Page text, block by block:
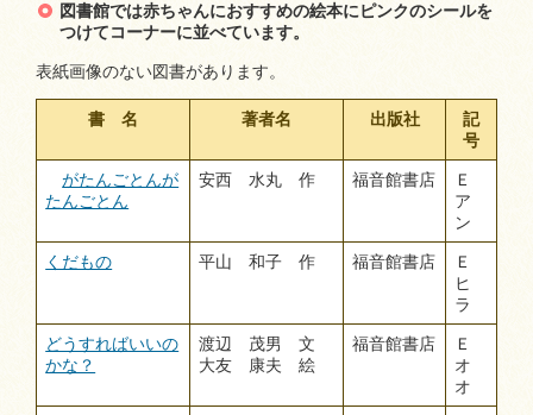
図書館では赤ちゃんにおすすめの絵本にピンクのシールを
つけてコーナーに並べています。
表紙画像のない図書があります。
書 名 著者名 出版社
記
号
がたんごとんが
たんごとん
安西 水丸 作 福音館書店
Ｅ
ア
ン
くだもの 平山 和子 作 福音館書店
Ｅ
ヒ
ラ
どうすればいいの
かな？
渡辺 茂男 文
大友 康夫 絵
福音館書店
Ｅ
オ
オ